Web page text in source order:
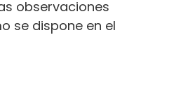
observaciones
se dispone en el